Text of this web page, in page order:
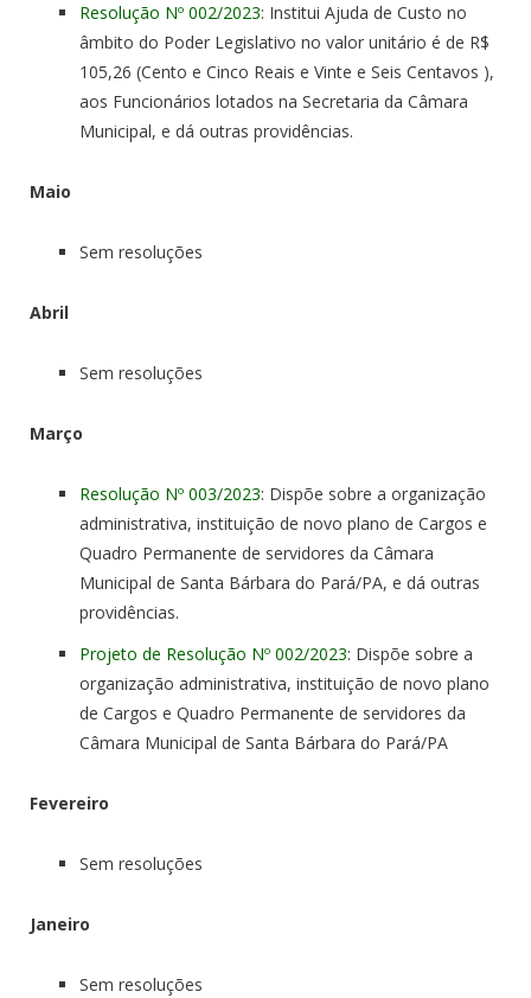
Resolução Nº 002/2023: Institui Ajuda de Custo no
âmbito do Poder Legislativo no valor unitário é de R$
105,26 (Cento e Cinco Reais e Vinte e Seis Centavos ),
aos Funcionários lotados na Secretaria da Câmara
Municipal, e dá outras providências.
Maio
Sem resoluções
Abril
Sem resoluções
Março
Resolução Nº 003/2023: Dispõe sobre a organização
administrativa, instituição de novo plano de Cargos e
Quadro Permanente de servidores da Câmara
Municipal de Santa Bárbara do Pará/PA, e dá outras
providências.
Projeto de Resolução Nº 002/2023: Dispõe sobre a
organização administrativa, instituição de novo plano
de Cargos e Quadro Permanente de servidores da
Câmara Municipal de Santa Bárbara do Pará/PA
Fevereiro
Sem resoluções
Janeiro
Sem resoluções